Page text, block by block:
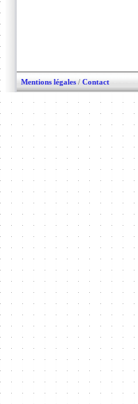
Mentions légales / Contact